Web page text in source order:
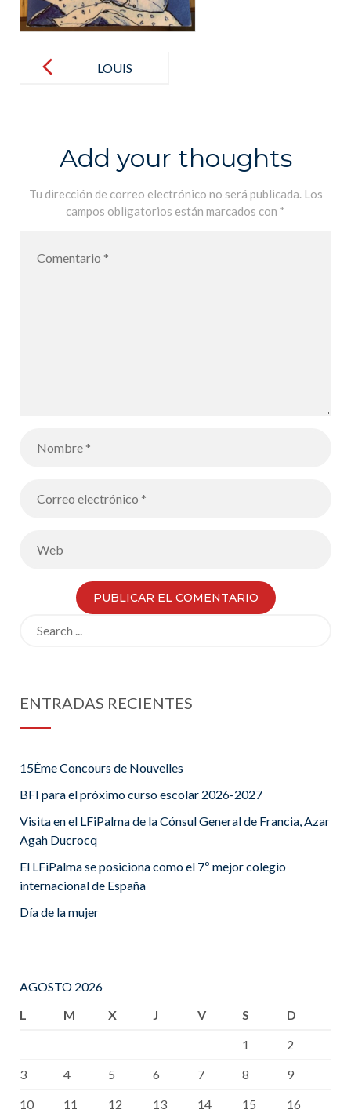
navigation
LOUIS
MARGARET
DAVIDSON.
5€
Add your thoughts
Tu dirección de correo electrónico no será publicada. Los
campos obligatorios están marcados con *
ENTRADAS RECIENTES
15Ème Concours de Nouvelles
BFI para el próximo curso escolar 2026-2027
Visita en el LFiPalma de la Cónsul General de Francia, Azar
Agah Ducrocq
El LFiPalma se posiciona como el 7º mejor colegio
internacional de España
Día de la mujer
AGOSTO 2026
L
M X J V S
D
1
2
3
4 5 6 7 8
9
10
11 12 13 14 15 16